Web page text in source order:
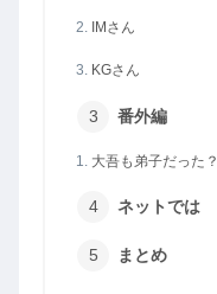
IMさん
KGさん
番外編
大吾も弟子だった？
ネットでは
まとめ